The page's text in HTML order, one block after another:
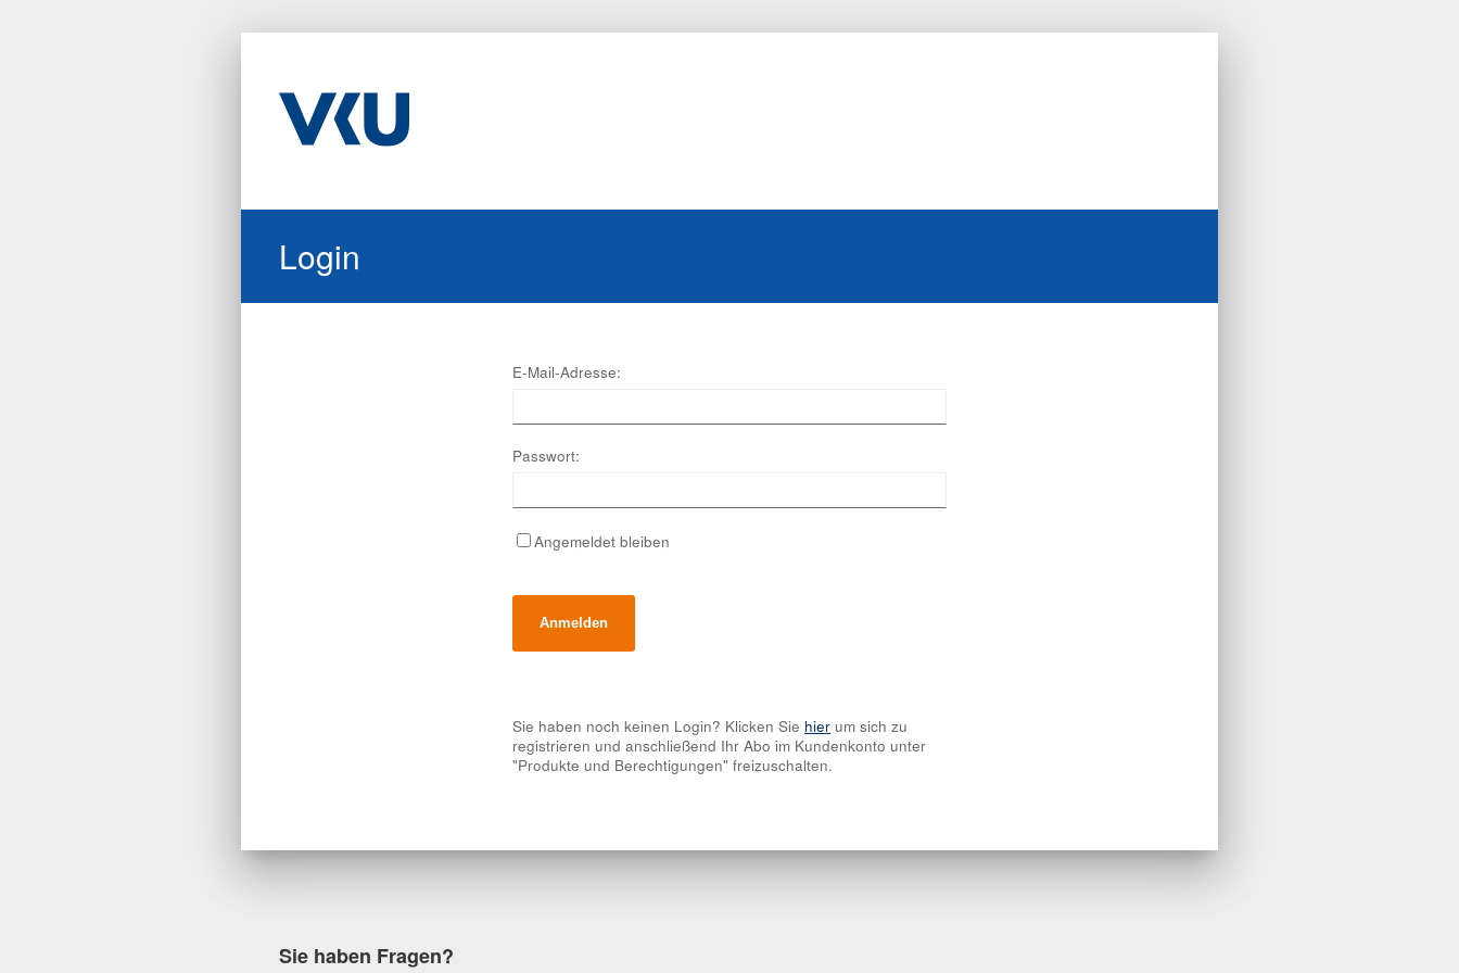
Login
E-Mail-Adresse:
Passwort:
Angemeldet bleiben
Sie haben noch keinen Login? Klicken Sie hier um sich zu
registrieren und anschließend Ihr Abo im Kundenkonto unter
"Produkte und Berechtigungen" freizuschalten.
Sie haben Fragen?